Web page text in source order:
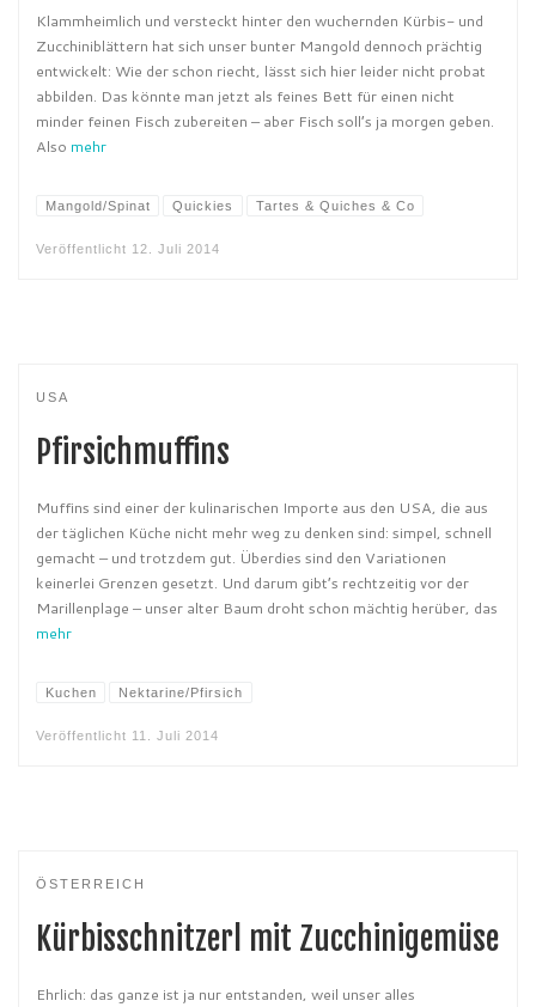
Klammheimlich und versteckt hinter den wuchernden Kürbis- und
Zucchiniblättern hat sich unser bunter Mangold dennoch prächtig
entwickelt: Wie der schon riecht, lässt sich hier leider nicht probat
abbilden. Das könnte man jetzt als feines Bett für einen nicht
minder feinen Fisch zubereiten – aber Fisch soll’s ja morgen geben.
Also mehr
Mangold/Spinat Quickies Tartes & Quiches & Co
Veröffentlicht 12. Juli 2014
USA
Pfirsichmuffins
Muffins sind einer der kulinarischen Importe aus den USA, die aus
der täglichen Küche nicht mehr weg zu denken sind: simpel, schnell
gemacht – und trotzdem gut. Überdies sind den Variationen
keinerlei Grenzen gesetzt. Und darum gibt’s rechtzeitig vor der
Marillenplage – unser alter Baum droht schon mächtig herüber, das
mehr
Kuchen Nektarine/Pfirsich
Veröffentlicht 11. Juli 2014
ÖSTERREICH
Kürbisschnitzerl mit Zucchinigemüse
Ehrlich: das ganze ist ja nur entstanden, weil unser alles